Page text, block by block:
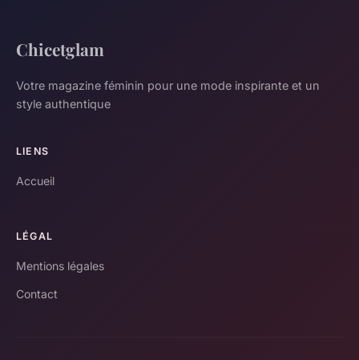
Chicetglam
Votre magazine féminin pour une mode inspirante et un
style authentique
LIENS
Accueil
LÉGAL
Mentions légales
Contact